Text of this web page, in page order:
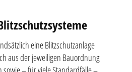
eine Blitzschutzanlage
aus der jeweiligen Bauordnung